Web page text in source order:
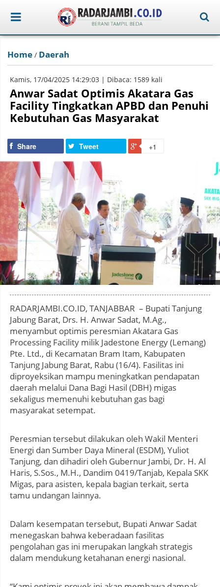
Home / Daerah
Kamis, 17/04/2025 14:29:03 | Dibaca: 1589 kali
Anwar Sadat Optimis Akatara Gas
Facility Tingkatkan APBD dan Penuhi
Kebutuhan Gas Masyarakat
Share Tweet +1
Photo by
RADARJAMBI.CO.ID, TANJABBAR – Bupati Tanjung
Jabung Barat, Drs. H. Anwar Sadat, M.Ag.,
menyambut optimis peresmian Akatara Gas
Processing Facility milik Jadestone Energy (Lemang)
Pte. Ltd., di Kecamatan Bram Itam, Kabupaten
Tanjung Jabung Barat, Rabu (16/4). Fasilitas ini
diproyeksikan mampu meningkatkan pendapatan
daerah melalui Dana Bagi Hasil (DBH) migas
sekaligus memenuhi kebutuhan gas bagi
masyarakat setempat.
Peresmian tersebut dilakukan oleh Wakil Menteri
Energi dan Sumber Daya Mineral (ESDM), Yuliot
Tanjung, dan dihadiri oleh Gubernur Jambi, Dr. H. Al
Haris, S.Sos., M.H., Dandim 0419/Tanjab, Kepala SKK
Migas, para asisten, kepala bagian terkait, serta
tamu undangan lainnya.
Dalam kesempatan tersebut, Bupati Anwar Sadat
menegaskan bahwa keberadaan fasilitas
pengolahan gas ini merupakan langkah strategis
dalam mendukung ketahanan energi nasional.